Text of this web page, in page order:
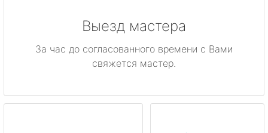
Выезд мастера
За час до согласованного времени с Вами
свяжется мастер.